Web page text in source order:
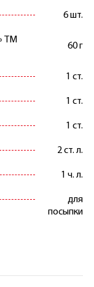
6 шт.
ТМ
60 г
1 ст.
1 ст.
1 ст.
2 ст. л.
1 ч. л.
для
посыпки